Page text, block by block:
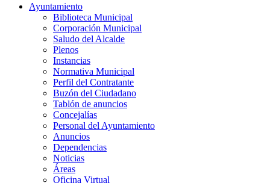
Ayuntamiento
Biblioteca Municipal
Corporación Municipal
Saludo del Alcalde
Plenos
Instancias
Normativa Municipal
Perfil del Contratante
Buzón del Ciudadano
Tablón de anuncios
Concejalías
Personal del Ayuntamiento
Anuncios
Dependencias
Noticias
Áreas
Oficina Virtual